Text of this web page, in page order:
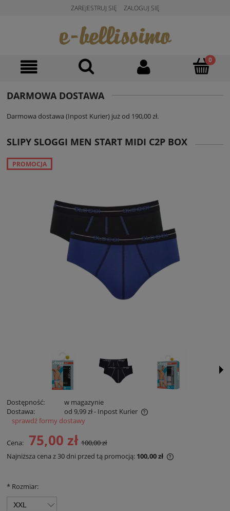
ZAREJESTRUJ SIĘ ZALOGUJ SIĘ
DARMOWA DOSTAWA
Darmowa dostawa (Inpost Kurier) już od 190,00 zł.
SLIPY SLOGGI MEN START MIDI C2P BOX
PROMOCJA
Dostępność:
w magazynie
Dostawa:
od 9,99 zł- Inpost Kurier
Cena zawiera koszty płatności online
sprawdź formy dostawy
Cena: 75,00 zł 100,00 zł
Najniższa cena z 30 dni przed tą promocją: 100,00 zł
* Rozmiar: